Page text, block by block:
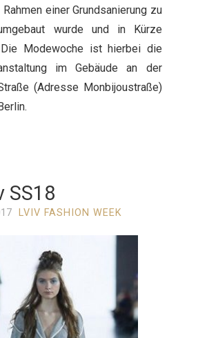
einer Grundsanierung zu
wurde und in Kürze
Modewoche ist hierbei die
im Gebäude an der
(Adresse Monbijoustraße)
SS18
LVIV FASHION WEEK